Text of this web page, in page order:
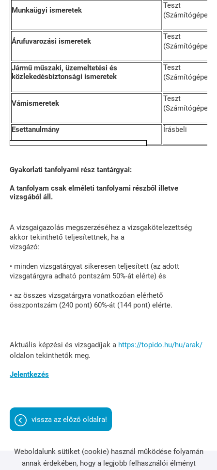
Munkaügyi ismeretek
Teszt
(Számítógépes
Árufuvarozási ismeretek
Teszt
(Számítógépes
Jármű műszaki, üzemeltetési és
közlekedésbiztonsági ismeretek
Teszt
(Számítógépes
Vámismeretek
Teszt
(Számítógépes
Esettanulmány Írásbeli
Gyakorlati tanfolyami rész tantárgyai:
A tanfolyam csak elméleti tanfolyami részből illetve
vizsgából áll.
A vizsgaigazolás megszerzéséhez a vizsgakötelezettség
akkor tekinthető teljesítettnek, ha a
vizsgázó:
• minden vizsgatárgyat sikeresen teljesített (az adott
vizsgatárgyra adható pontszám 50%-át elérte) és
• az összes vizsgatárgyra vonatkozóan elérhető
összpontszám (240 pont) 60%-át (144 pont) elérte.
Aktuális képzési és vizsgadíjak a https://topido.hu/hu/arak/
oldalon tekinthetők meg.
Jelentkezés
vissza az előző oldalra!
Weboldalunk sütiket (cookie) használ működése folyamán
annak érdekében, hogy a legjobb felhasználói élményt